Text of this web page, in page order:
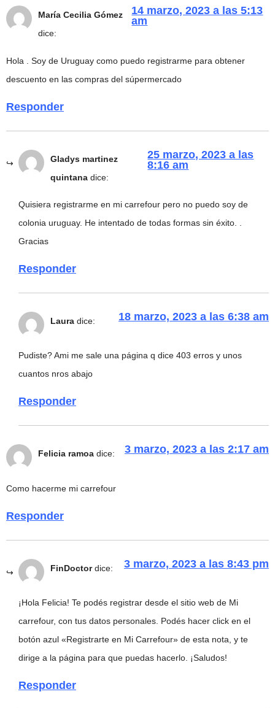
María Cecilia Gómez
dice:
14 marzo, 2023 a las 5:13
am
Hola . Soy de Uruguay como puedo registrarme para obtener
descuento en las compras del súpermercado
Responder
Gladys martinez
quintana dice:
25 marzo, 2023 a las
8:16 am
Quisiera registrarme en mi carrefour pero no puedo soy de
colonia uruguay. He intentado de todas formas sin éxito. .
Gracias
Responder
Laura dice: 18 marzo, 2023 a las 6:38 am
Pudiste? Ami me sale una página q dice 403 erros y unos
cuantos nros abajo
Responder
Felicia ramoa dice: 3 marzo, 2023 a las 2:17 am
Como hacerme mi carrefour
Responder
FinDoctor dice: 3 marzo, 2023 a las 8:43 pm
¡Hola Felicia! Te podés registrar desde el sitio web de Mi
carrefour, con tus datos personales. Podés hacer click en el
botón azul «Registrarte en Mi Carrefour» de esta nota, y te
dirige a la página para que puedas hacerlo. ¡Saludos!
Responder